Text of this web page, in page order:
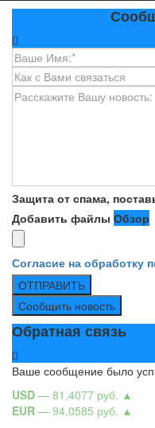
Защита от спама,
Добавить файлы Обзор
Согласие на обработку
ОТПРАВИТЬ
Сообщить новость
Обратная связь
Ваше сообщение было
USD — 81,4077 руб. ▲
EUR — 94,0585 руб. ▲